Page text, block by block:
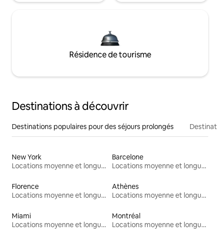
Résidence de tourisme
Destinations à découvrir
Destinations populaires pour des séjours prolongés
New York
Locations moyenne et longue durée
Barcelone
Locations moyenne et longue durée
Florence
Locations moyenne et longue durée
Athènes
Locations moyenne et longue durée
Miami
Locations moyenne et longue durée
Montréal
Locations moyenne et longue durée